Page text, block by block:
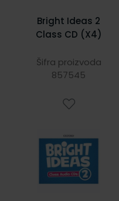
Bright Ideas 2
Class CD (X4)
Šifra proizvoda
857545